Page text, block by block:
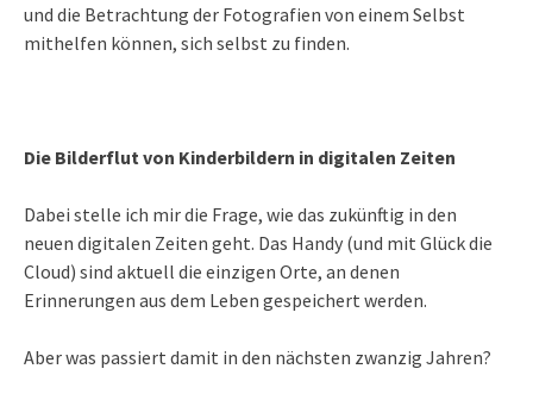
und die Betrachtung der Fotografien von einem Selbst
mithelfen können, sich selbst zu finden.
Die Bilderflut von Kinderbildern in digitalen Zeiten
Dabei stelle ich mir die Frage, wie das zukünftig in den
neuen digitalen Zeiten geht. Das Handy (und mit Glück die
Cloud) sind aktuell die einzigen Orte, an denen
Erinnerungen aus dem Leben gespeichert werden.
Aber was passiert damit in den nächsten zwanzig Jahren?